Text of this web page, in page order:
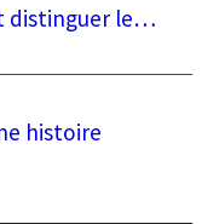
distinguer le…
histoire